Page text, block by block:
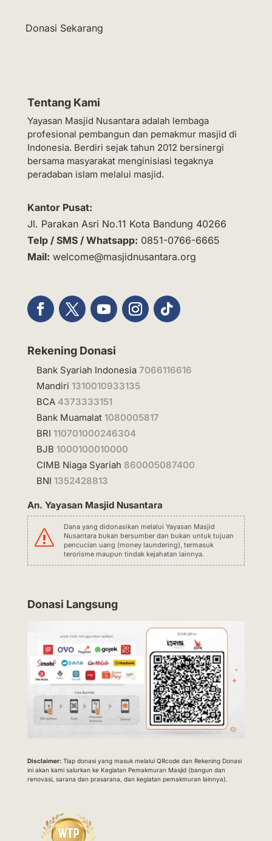
Donasi Sekarang
Tentang Kami
Yayasan Masjid Nusantara adalah lembaga
profesional pembangun dan pemakmur masjid di
Indonesia. Berdiri sejak tahun 2012 bersinergi
bersama masyarakat menginisiasi tegaknya
peradaban islam melalui masjid.
Kantor Pusat:
Jl. Parakan Asri No.11 Kota Bandung 40266
Telp / SMS / Whatsapp: 0851-0766-6665
Mail: welcome@masjidnusantara.org
Rekening Donasi
Bank Syariah Indonesia 7066116616
Mandiri 1310010933135
BCA 4373333151
Bank Muamalat 1080005817
BRI 110701000246304
BJB 1000100010000
CIMB Niaga Syariah 860005087400
BNI 1352428813
An. Yayasan Masjid Nusantara
s
Dana yang didonasikan melalui Yayasan Masjid
Nusantara bukan bersumber dan bukan untuk tujuan
pencucian uang (money laundering), termasuk
terorisme maupun tindak kejahatan lainnya.
Donasi Langsung
Disclaimer:Tiap donasi yang masuk melalui QRcode dan Rekening Donasi
ini akan kami salurkan ke Kegiatan Pemakmuran Masjid (bangun dan
renovasi, sarana dan prasarana, dan kegiatan pemakmuran lainnya).